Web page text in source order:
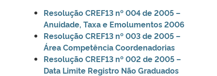
Resolução CREF13 nº 004 de 2005 –
Anuidade, Taxa e Emolumentos 2006
Resolução CREF13 nº 003 de 2005 –
Área Competência Coordenadorias
Resolução CREF13 nº 002 de 2005 –
Data Limite Registro Não Graduados